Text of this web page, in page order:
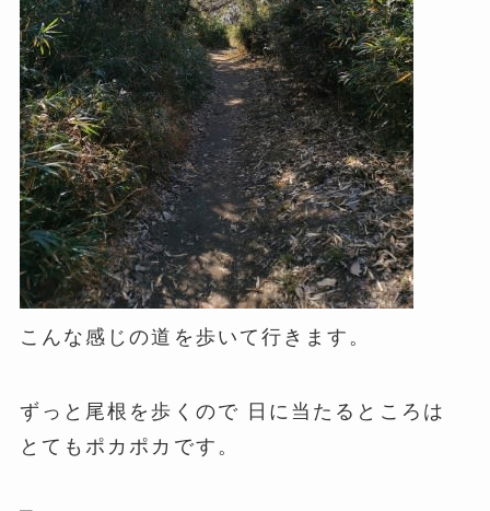
こんな感じの道を歩いて行きます。
ずっと尾根を歩くので 日に当たるところは
とてもポカポカです。